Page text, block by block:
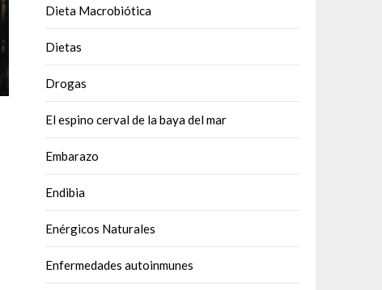
Dieta Macrobiótica
Dietas
Drogas
El espino cerval de la baya del mar
Embarazo
Endibia
Enérgicos Naturales
Enfermedades autoinmunes